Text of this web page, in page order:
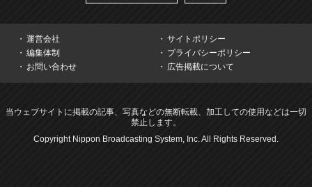
運営会社
サイトポリシー
編集体制
プライバシーポリシー
お問い合わせ
広告掲載について
当ウェブサイトに掲載の記事、写真などの無断転載、加工しての使用などは一切
禁止します。
Copyright Nippon Broadcasting System, Inc. All Rights Reserved.